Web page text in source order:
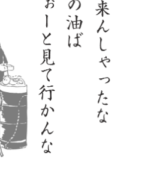
味が特徴で、揚げ物や炒め物に最適
にもおすすめです。
潤いを与える効果が期待できるので、
。
待できる「オレイン酸」の摂取に